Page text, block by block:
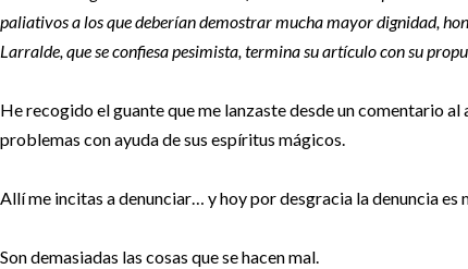
paliativos a los que deberían demostrar mucha mayor dignidad,
Larralde, que se confiesa pesimista, termina su artículo con su
He recogido el guante que me lanzaste desde un comentario
problemas con ayuda de sus espíritus mágicos.
Allí me incitas a denunciar… y hoy por desgracia la denuncia es
Son demasiadas las cosas que se hacen mal.